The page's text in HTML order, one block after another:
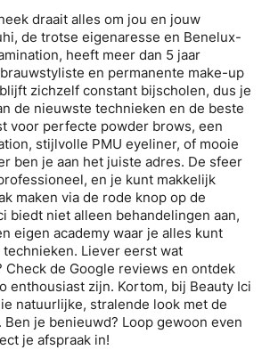
draait alles om jou en jouw
de trotse eigenaresse en Benelux-
heeft meer dan 5 jaar
en permanente make-up
zichzelf constant bijscholen, dus je
de nieuwste technieken en de beste
voor perfecte powder brows, een
stijlvolle PMU eyeliner, of mooie
ben je aan het juiste adres. De sfeer
en je kunt makkelijk
maken via de rode knop op de
biedt niet alleen behandelingen aan,
eigen academy waar je alles kunt
Liever eerst wat
Check de Google reviews en ontdek
enthousiast zijn. Kortom, bij Beauty Ici
natuurlijke, stralende look met de
je benieuwd? Loop gewoon even
je afspraak in!